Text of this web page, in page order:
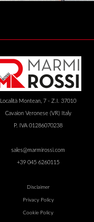
Località Montean, 7 - Z.I. 37010
Cavaion Veronese (VR) Italy
P. IVA 01286070238
sales@marmirossi.com
+39 045 6260115
Disclaimer
Privacy Policy
Cookie Policy